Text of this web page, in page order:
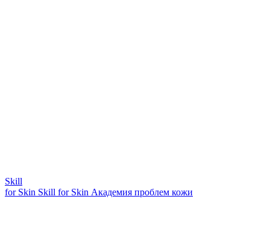
Skill
for Skin Skill for Skin Академия проблем кожи